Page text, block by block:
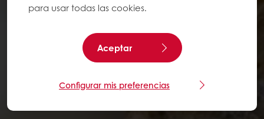
para usar todas las cookies.
Aceptar
Configurar mis preferencias